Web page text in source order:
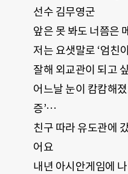
선수 김무영군
앞은 못 봐도 너쯤은
저는 요샛말로 ‘엄친
잘해 외교관이 되고
어느날 눈이 캄캄해
증’…
친구 따라 유도관에
어요
내년 아시안게임에